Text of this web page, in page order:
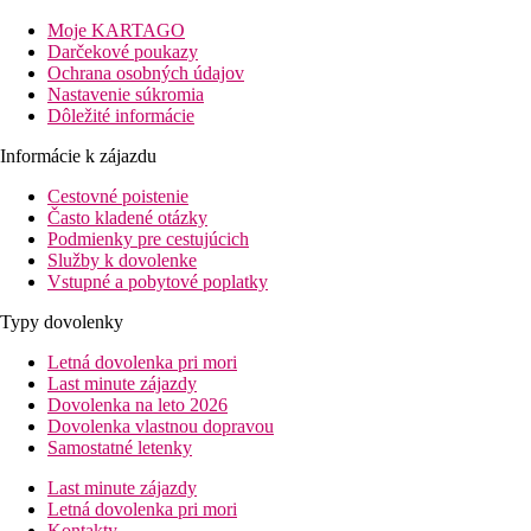
plno a povolí to majiteľ_nutno vždy vopred vykomunikovať na
Popis izby
Dvojlôžková izba:kúpeľňa/WC (sušič vlasov), individuálna
Stravovanie
Raňajky
Polpenzia
možnosť dokúpenia večerí formou výberu z menu
Popis pláže
Dlhá piesočnato-kamienková pláž cca 40 m od hotela. Lehátka
Popis izby
Web
http://www.kalypso-poros.gr/
Internet
Zadarmo:WiFi pripojenie k internetu v hlavných
Oficiálna kategória
2 hviezdičky
Moje KARTAGO
Darčekové poukazy
Ochrana osobných údajov
Nastavenie súkromia
Dôležité informácie
Informácie k zájazdu
Cestovné poistenie
Často kladené otázky
Podmienky pre cestujúcich
Služby k dovolenke
Vstupné a pobytové poplatky
Typy dovolenky
Letná dovolenka pri mori
Last minute zájazdy
Dovolenka na leto 2026
Dovolenka vlastnou dopravou
Samostatné letenky
Last minute zájazdy
Letná dovolenka pri mori